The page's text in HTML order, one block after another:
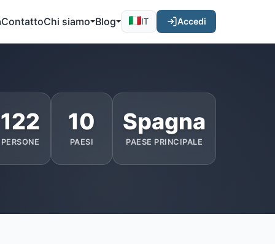
ContattoChi siamo Blog IT Accedi
122
PERSONE
10
PAESI
Spagna
PAESE PRINCIPALE